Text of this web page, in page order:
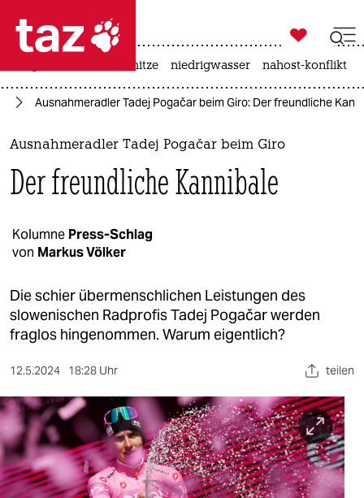
 taz zahl ich
taz zahl ich
themen
politik
gesellschaft
kultur
sport
berlin
nord
wahrheit
verlag

taz zahl ich
hitze niedrigwasser nahost-konflikt
Ausnahmeradler Tadej Pogačar beim Giro: Der freundliche
Ausnahmeradler Tadej Pogačar beim Giro
Der freundliche Kannibale
Kolumne Press-Schlag
von Markus Völker
Die schier übermenschlichen Leistungen des
slowenischen Radprofis Tadej Pogačar werden
fraglos hingenommen. Warum eigentlich?
12.5.2024 18:28 Uhr teilen